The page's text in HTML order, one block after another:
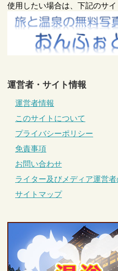
使用したい場合は、下記のサイ
運営者・サイト情報
運営者情報
このサイトについて
プライバシーポリシー
免責事項
お問い合わせ
ライター及びメディア運営
サイトマップ